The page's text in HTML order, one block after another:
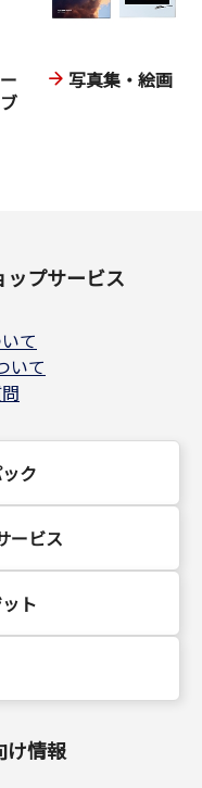
写真集・絵画
ップサービス
て
いて
ク
ービス
ト
け情報